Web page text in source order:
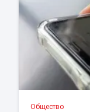
Общество